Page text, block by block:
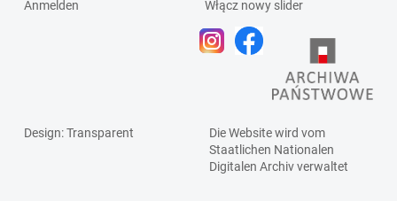
Anmelden
Włącz nowy slider
Design: Transparent
Die Website wird vom
Staatlichen Nationalen
Digitalen Archivverwaltet